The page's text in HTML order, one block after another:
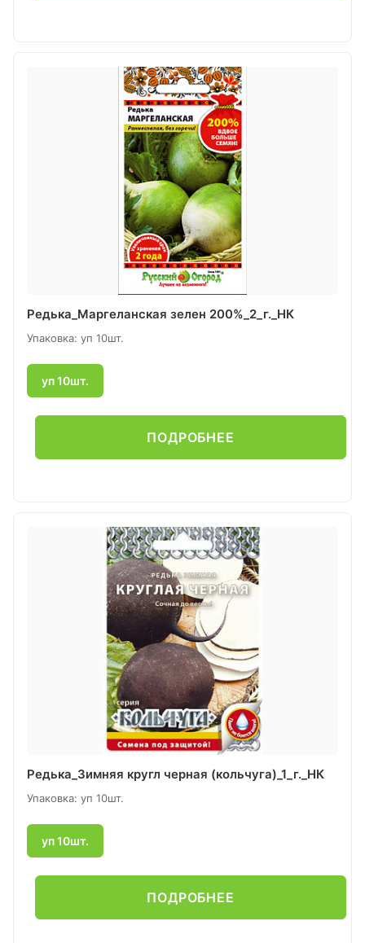
Редька_Маргеланская зелен 200%_2_г._НК
Упаковка: уп 10шт.
уп 10шт.
ПОДРОБНЕЕ
Редька_Зимняя кругл черная (кольчуга)_1_г._НК
Упаковка: уп 10шт.
уп 10шт.
ПОДРОБНЕЕ